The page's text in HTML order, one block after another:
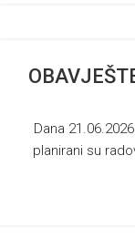
Dana
planirani su